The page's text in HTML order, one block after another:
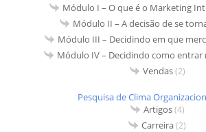
Módulo I – O que é o Marketing
Módulo II – A decisão de se
Módulo III – Decidindo em que
Módulo IV – Decidindo como entrar
Vendas(2)
Pesquisa de Clima
Artigos(4)
Carreira(2)